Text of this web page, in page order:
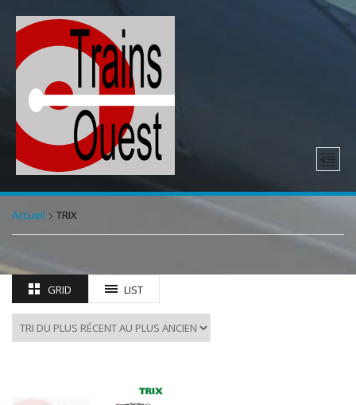
Accueil TRIX
GRID LIST